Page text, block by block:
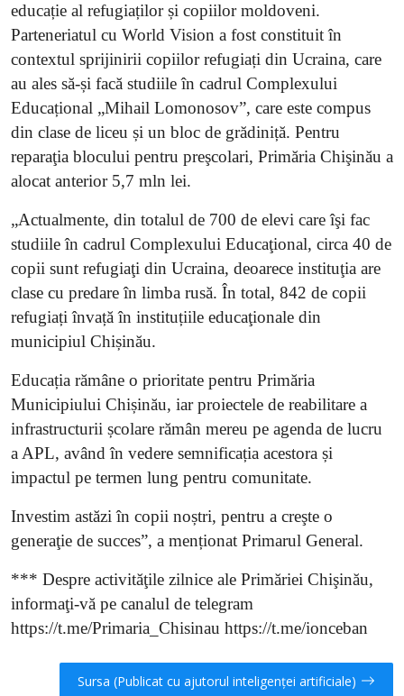
educație al refugiaților și copiilor moldoveni.
Parteneriatul cu World Vision a fost constituit în
contextul sprijinirii copiilor refugiați din Ucraina, care
au ales să-și facă studiile în cadrul Complexului
Educațional „Mihail Lomonosov”, care este compus
din clase de liceu și un bloc de grădiniță. Pentru
reparaţia blocului pentru preşcolari, Primăria Chişinău a
alocat anterior 5,7 mln lei.
„Actualmente, din totalul de 700 de elevi care îşi fac
studiile în cadrul Complexului Educaţional, circa 40 de
copii sunt refugiaţi din Ucraina, deoarece instituţia are
clase cu predare în limba rusă. În total, 842 de copii
refugiați învață în instituțiile educaţionale din
municipiul Chișinău.
Educația rămâne o prioritate pentru Primăria
Municipiului Chișinău, iar proiectele de reabilitare a
infrastructurii școlare rămân mereu pe agenda de lucru
a APL, având în vedere semnificația acestora și
impactul pe termen lung pentru comunitate.
Investim astăzi în copii noștri, pentru a creşte o
generaţie de succes”, a menționat Primarul General.
*** Despre activităţile zilnice ale Primăriei Chişinău,
informaţi-vă pe canalul de telegram
https://t.me/Primaria_Chisinau https://t.me/ionceban
Sursa (Publicat cu ajutorul inteligenței artificiale)